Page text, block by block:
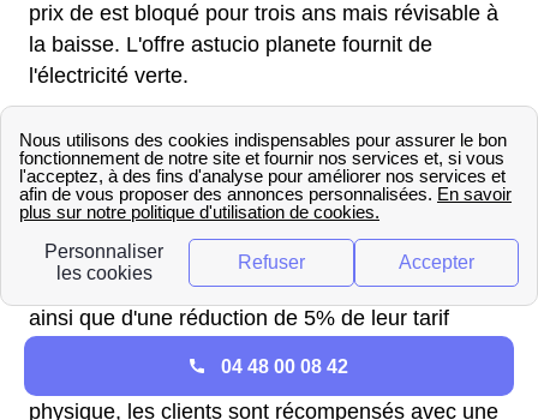
prix de est bloqué pour trois ans mais révisable à
la baisse. L'offre astucio planete fournit de
l'électricité verte.
Direct Energiefournisseur maintenant
incontournable du marché français met à la
disposition du public français trois offres suivant à
peu près le même modèles que celles de ses
concurrents. On trouve ainsi l'offre classique. Les
bénéficiaires profitent d'un rendez-vous annuel
ainsi que d'une réduction de 5% de leur tarif
Vient ensuite l'offre online. Sans aucun support
physique, les clients sont récompensés avec une
04 48 00 08 42